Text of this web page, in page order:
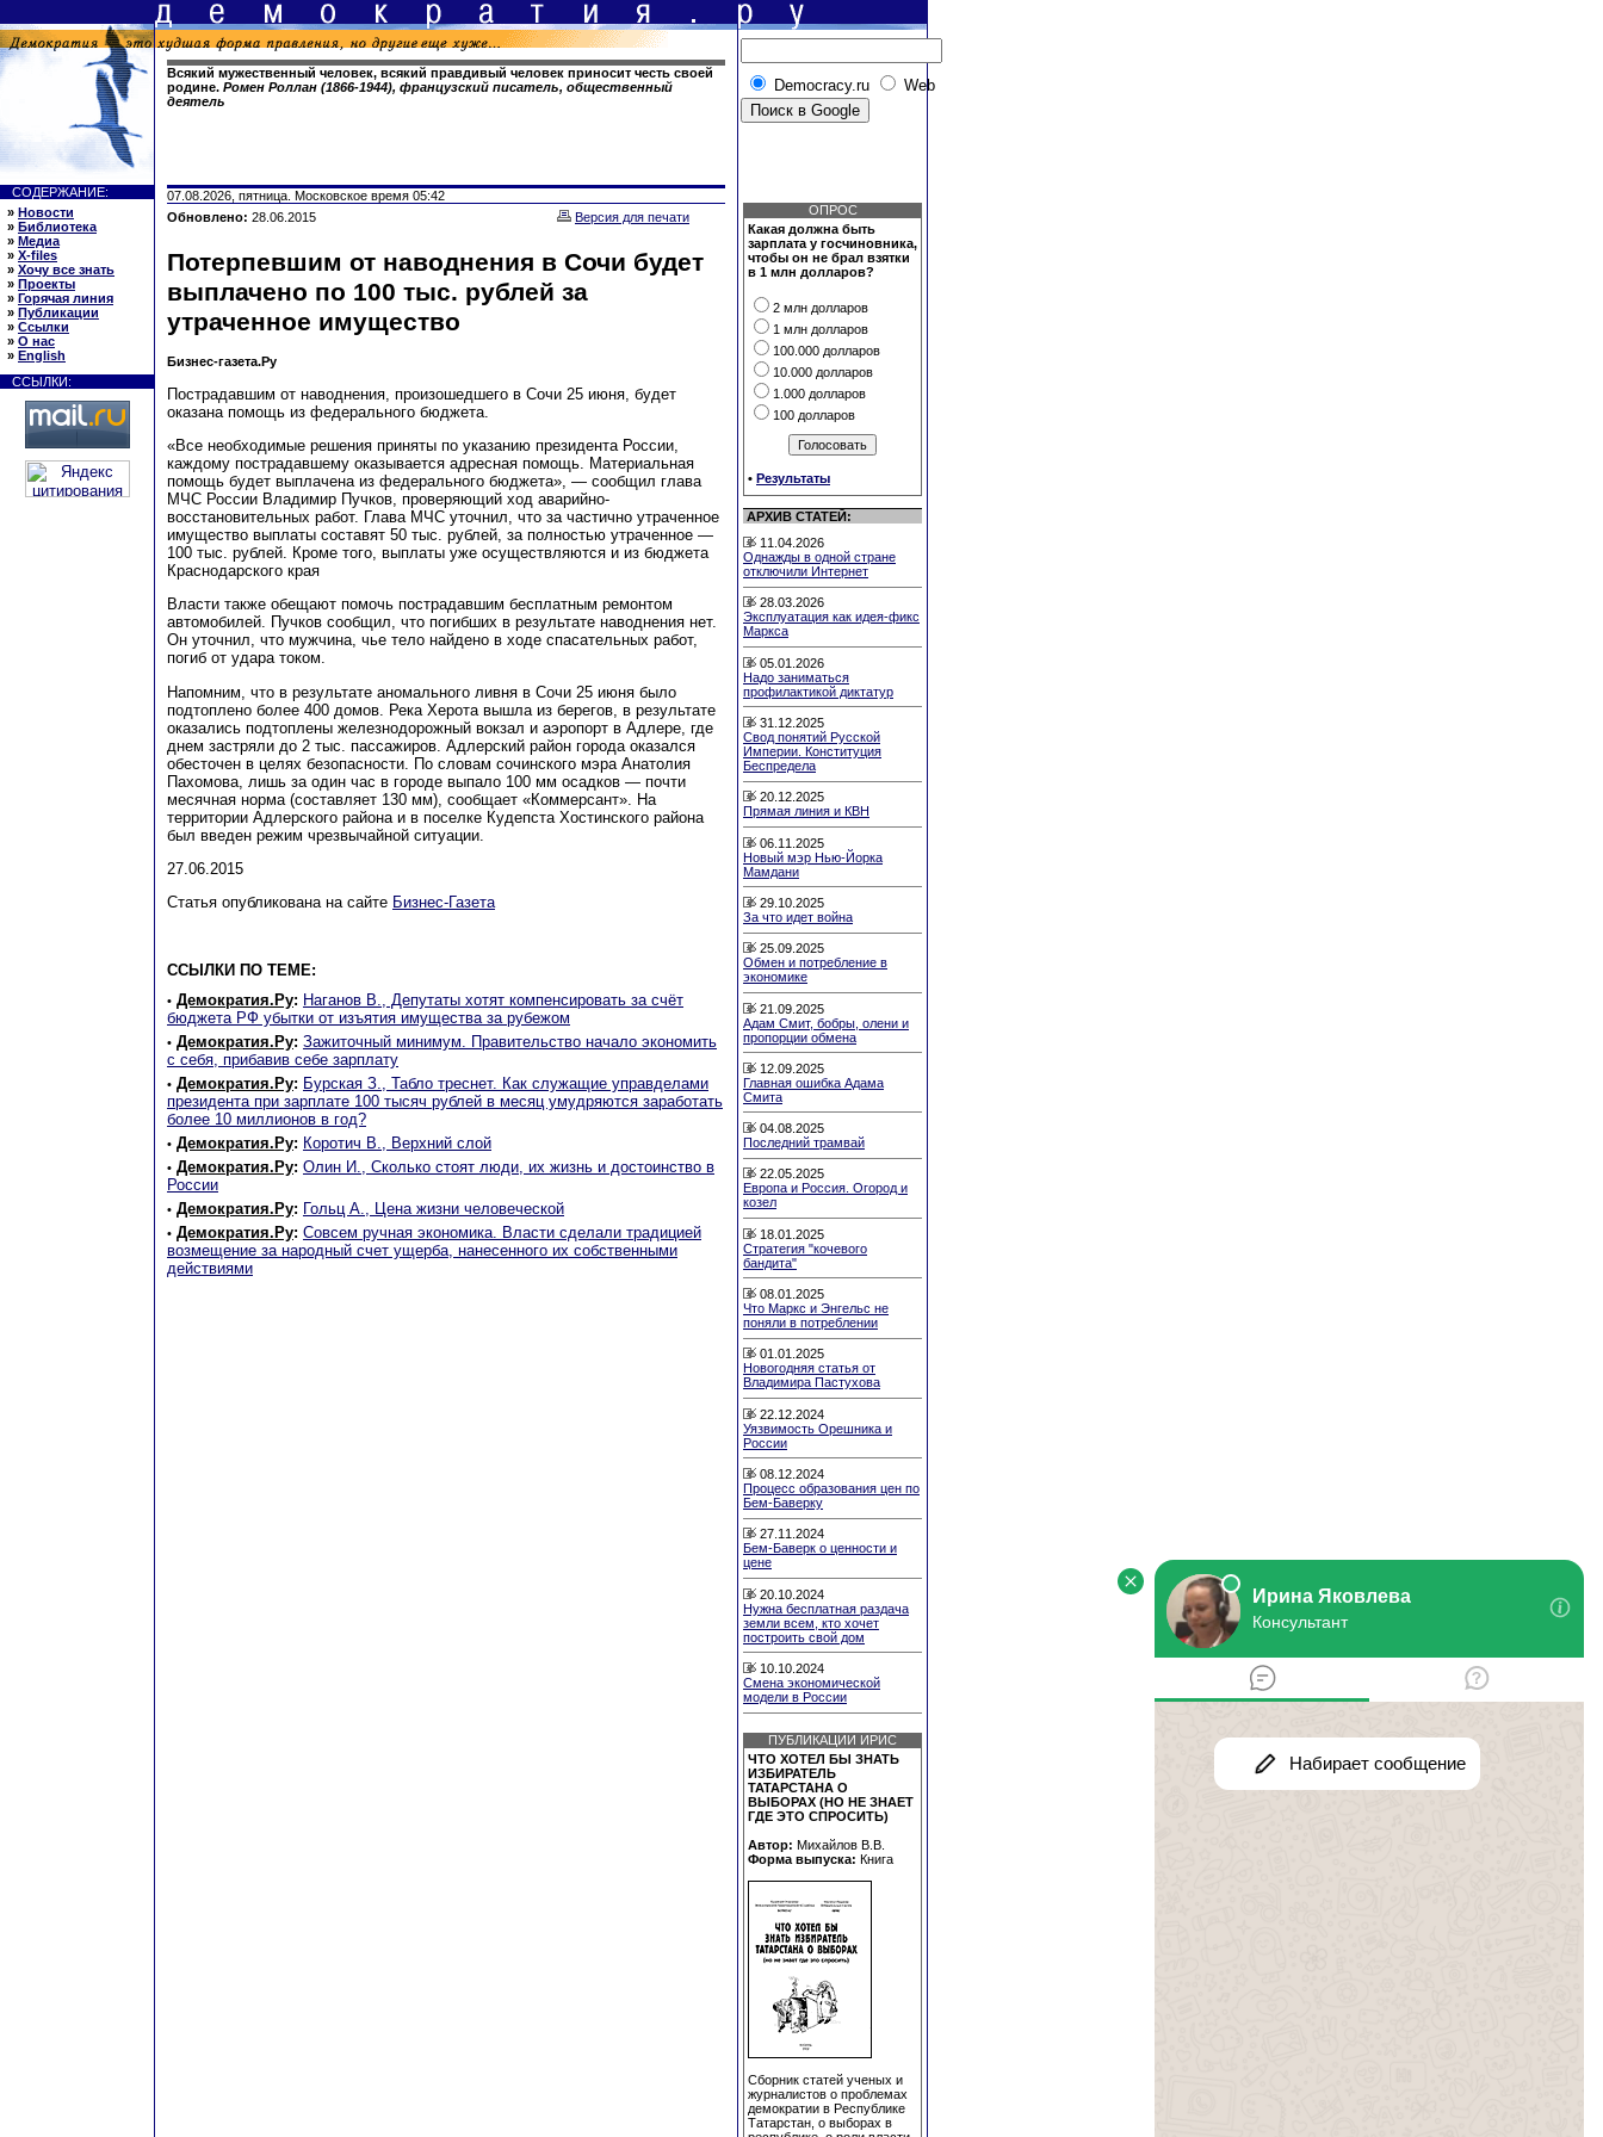
Всякий мужественный человек, всякий правдивый человек приносит честь своей
родине. Ромен Роллан (1866-1944), французский писатель, общественный
деятель
Democracy.ru Web
СОДЕРЖАНИЕ:
» Новости
» Библиотека
» Медиа
» X-files
» Хочу все знать
» Проекты
» Горячая линия
» Публикации
» Ссылки
» О нас
» English
ССЫЛКИ:
07.08.2026, пятница. Московское время 05:42
Обновлено: 28.06.2015 Версия для печати
Потерпевшим от наводнения в Сочи будет
выплачено по 100 тыс. рублей за
утраченное имущество
Бизнес-газета.Ру
Пострадавшим от наводнения, произошедшего в Сочи 25 июня, будет
оказана помощь из федерального бюджета.
«Все необходимые решения приняты по указанию президента России,
каждому пострадавшему оказывается адресная помощь. Материальная
помощь будет выплачена из федерального бюджета», — сообщил глава
МЧС России Владимир Пучков, проверяющий ход аварийно-
восстановительных работ. Глава МЧС уточнил, что за частично утраченное
имущество выплаты составят 50 тыс. рублей, за полностью утраченное —
100 тыс. рублей. Кроме того, выплаты уже осуществляются и из бюджета
Краснодарского края
Власти также обещают помочь пострадавшим бесплатным ремонтом
автомобилей. Пучков сообщил, что погибших в результате наводнения нет.
Он уточнил, что мужчина, чье тело найдено в ходе спасательных работ,
погиб от удара током.
Напомним, что в результате аномального ливня в Сочи 25 июня было
подтоплено более 400 домов. Река Херота вышла из берегов, в результате
оказались подтоплены железнодорожный вокзал и аэропорт в Адлере, где
днем застряли до 2 тыс. пассажиров. Адлерский район города оказался
обесточен в целях безопасности. По словам сочинского мэра Анатолия
Пахомова, лишь за один час в городе выпало 100 мм осадков — почти
месячная норма (составляет 130 мм), сообщает «Коммерсант». На
территории Адлерского района и в поселке Кудепста Хостинского района
был введен режим чрезвычайной ситуации.
27.06.2015
Статья опубликована на сайте Бизнес-Газета
ССЫЛКИ ПО ТЕМЕ:
• Демократия.Ру: Наганов В., Депутаты хотят компенсировать за счёт
бюджета РФ убытки от изъятия имущества за рубежом
• Демократия.Ру: Зажиточный минимум. Правительство начало экономить
с себя, прибавив себе зарплату
• Демократия.Ру: Бурская З., Табло треснет. Как служащие управделами
президента при зарплате 100 тысяч рублей в месяц умудряются заработать
более 10 миллионов в год?
• Демократия.Ру: Коротич В., Верхний слой
• Демократия.Ру: Олин И., Сколько стоят люди, их жизнь и достоинство в
России
• Демократия.Ру: Гольц А., Цена жизни человеческой
• Демократия.Ру: Совсем ручная экономика. Власти сделали традицией
возмещение за народный счет ущерба, нанесенного их собственными
действиями
ОПРОС
Какая должна быть
зарплата у госчиновника,
чтобы он не брал взятки
в 1 млн долларов?
2 млн долларов
1 млн долларов
100.000 долларов
10.000 долларов
1.000 долларов
100 долларов
• Результаты
АРХИВ СТАТЕЙ:
11.04.2026
Однажды в одной стране
отключили Интернет
28.03.2026
Эксплуатация как идея-фикс
Маркса
05.01.2026
Надо заниматься
профилактикой диктатур
31.12.2025
Свод понятий Русской
Империи. Конституция
Беспредела
20.12.2025
Прямая линия и КВН
06.11.2025
Новый мэр Нью-Йорка
Мамдани
29.10.2025
За что идет война
25.09.2025
Обмен и потребление в
экономике
21.09.2025
Адам Смит, бобры, олени и
пропорции обмена
12.09.2025
Главная ошибка Адама
Смита
04.08.2025
Последний трамвай
22.05.2025
Европа и Россия. Огород и
козел
18.01.2025
Стратегия "кочевого
бандита"
08.01.2025
Что Маркс и Энгельс не
поняли в потреблении
01.01.2025
Новогодняя статья от
Владимира Пастухова
22.12.2024
Уязвимость Орешника и
России
08.12.2024
Процесс образования цен по
Бем-Баверку
27.11.2024
Бем-Баверк о ценности и
цене
20.10.2024
Нужна бесплатная раздача
земли всем, кто хочет
построить свой дом
10.10.2024
Смена экономической
модели в России
ПУБЛИКАЦИИ ИРИС
ЧТО ХОТЕЛ БЫ ЗНАТЬ
ИЗБИРАТЕЛЬ
ТАТАРСТАНА О
ВЫБОРАХ (НО НЕ ЗНАЕТ
ГДЕ ЭТО СПРОСИТЬ)
Автор: Михайлов В.В.
Форма выпуска: Книга
Сборник статей ученых и
журналистов о проблемах
демократии в Республике
Татарстан, о выборах в